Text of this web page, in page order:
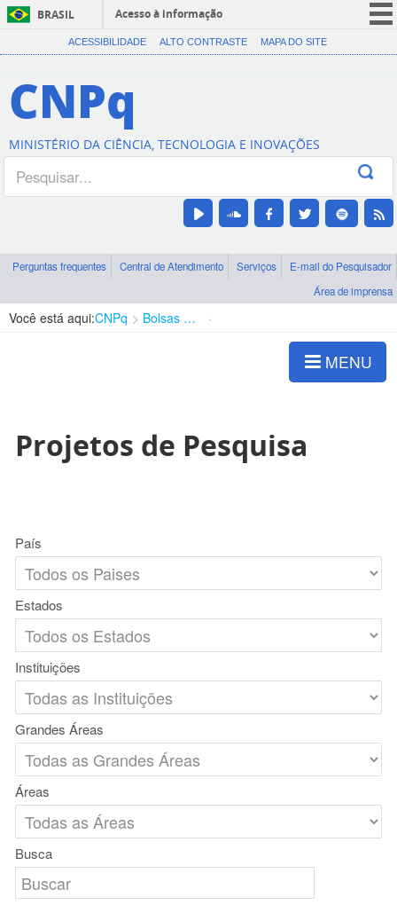
BRASIL
Acesso à informação
CORONAVÍRUS (COVID-19)
Canais
ACESSIBILIDADE ALTO CONTRASTE MAPA DO SITE
CNPq
MINISTÉRIO DA CIÊNCIA, TECNOLOGIA E INOVAÇÕES
Perguntas frequentes Central de Atendimento Serviços
E-mail do Pesquisador
Área de imprensa
Você está aqui:CNPq Bolsas e Auxílios Vigentes
MENU
Projetos de Pesquisa
País
Estados
Instituições
Grandes Áreas
Áreas
Busca